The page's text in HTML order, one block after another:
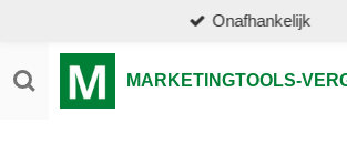
naar
de
Onafhankelijk